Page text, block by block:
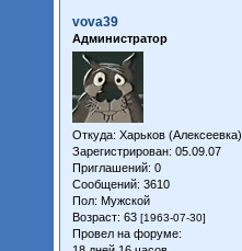
vova39
Администратор
Откуда: Харьков (Алексеевка)
Зарегистрирован: 05.09.07
Приглашений: 0
Сообщений: 3610
Пол: Мужской
Возраст: 63 [1963-07-30]
Провел на форуме: